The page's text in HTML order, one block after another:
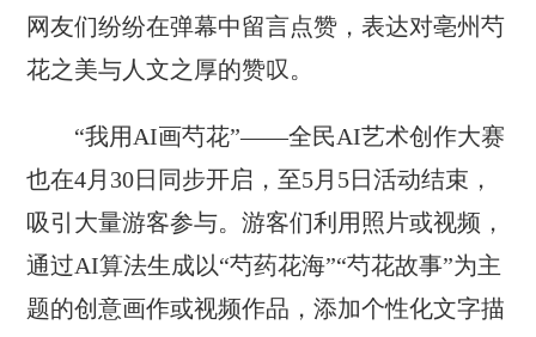
网友们纷纷在弹幕中留言点赞，表达对亳州芍
花之美与人文之厚的赞叹。
“我用AI画芍花”——全民AI艺术创作大赛
也在4月30日同步开启，至5月5日活动结束，
吸引大量游客参与。游客们利用照片或视频，
通过AI算法生成以“芍药花海”“芍花故事”为主
题的创意画作或视频作品，添加个性化文字描